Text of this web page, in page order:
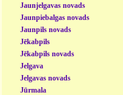
Jaunjelgavas novads
Jaunpiebalgas novads
Jaunpils novads
Jēkabpils
Jēkabpils novads
Jelgava
Jelgavas novads
Jūrmala